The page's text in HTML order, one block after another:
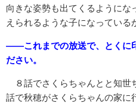
向きな姿勢も出てくるように
えられるような子になっている
――これまでの放送で、とくに
ださい。
８話でさくらちゃんとと知世
話で秋穂がさくらちゃんの家に